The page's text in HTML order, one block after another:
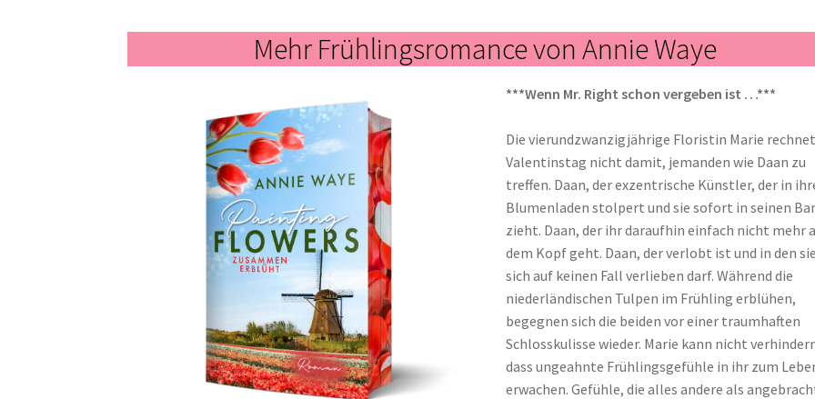
Mehr Frühlingsromance von Annie Waye
***Wenn Mr. Right schon vergeben ist …***
Die vierundzwanzigjährige Floristin Marie
Valentinstag nicht damit, jemanden wie Daan zu
treffen. Daan, der exzentrische Künstler, der in
Blumenladen stolpert und sie sofort in seinen
zieht. Daan, der ihr daraufhin einfach nicht mehr
dem Kopf geht. Daan, der verlobt ist und in den
sich auf keinen Fall verlieben darf. Während die
niederländischen Tulpen im Frühling erblühen,
begegnen sich die beiden vor einer traumhaften
Schlosskulisse wieder. Marie kann nicht
dass ungeahnte Frühlingsgefühle in ihr zum
erwachen. Gefühle, die alles andere als